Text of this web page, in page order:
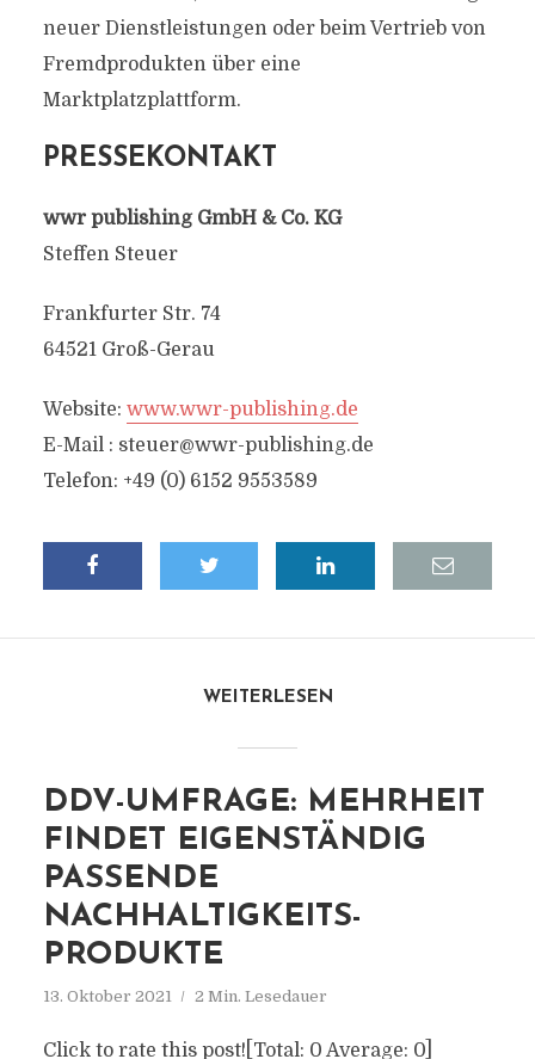
neuer Dienstleistungen oder beim Vertrieb von
Fremdprodukten über eine
Marktplatzplattform.
PRESSEKONTAKT
wwr publishing GmbH & Co. KG
Steffen Steuer
Frankfurter Str. 74
64521 Groß-Gerau
Website: www.wwr-publishing.de
E-Mail : steuer@wwr-publishing.de
Telefon: +49 (0) 6152 9553589
WEITERLESEN
DDV-UMFRAGE: MEHRHEIT
FINDET EIGENSTÄNDIG
PASSENDE
NACHHALTIGKEITS-
PRODUKTE
13. Oktober 2021 2 Min. Lesedauer
Click to rate this post![Total: 0 Average: 0]